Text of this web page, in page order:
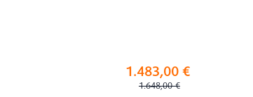
1.483,00 €
Regulärer Preis:
1.648,00 €